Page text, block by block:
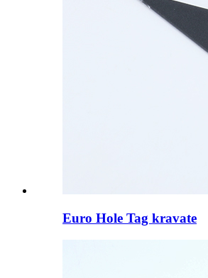
Euro Hole Tag kravate